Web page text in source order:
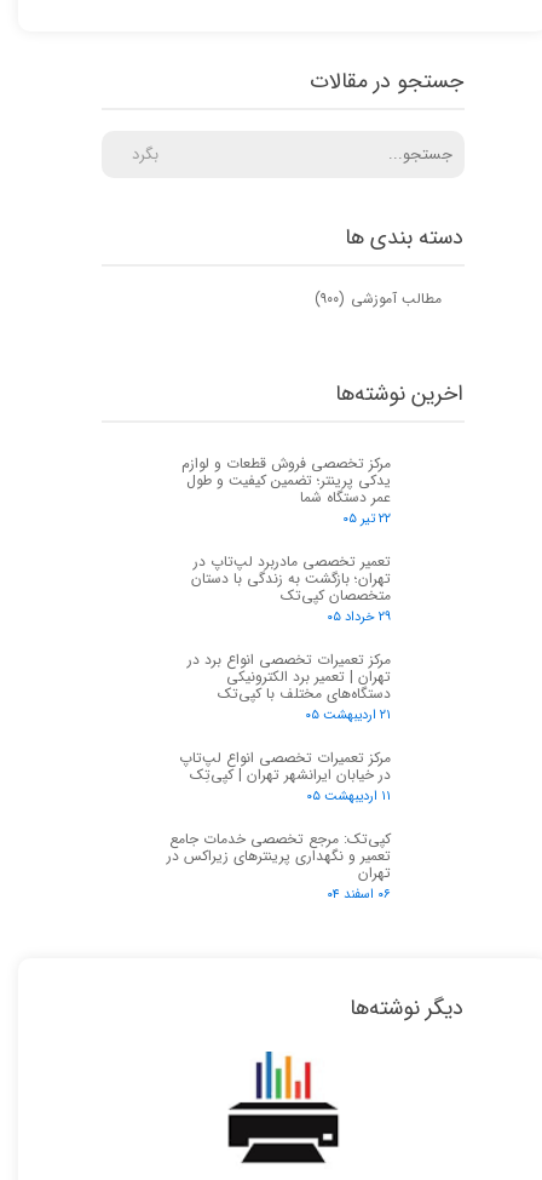
دسته بندی ها
مطالب آموزشی (۹۰۰)
جستجو در مقالات
بگرد
اخرین نوشته‌ها
مرکز تخصصی فروش قطعات و لوازم
یدکی پرینتر؛ تضمین کیفیت و طول
عمر دستگاه شما
۲۲ تیر ۰۵
تعمیر تخصصی مادربرد لپ‌تاپ در
تهران؛ بازگشت به زندگی با دستان
متخصصان کپی‌تک
۲۹ خرداد ۰۵
مرکز تعمیرات تخصصی انواع برد در
تهران | تعمیر برد الکترونیکی
دستگاه‌های مختلف با کپی‌تک
۲۱ اردیبهشت ۰۵
مرکز تعمیرات تخصصی انواع لپ‌تاپ
در خیابان ایرانشهر تهران | کپی‌تِک
۱۱ اردیبهشت ۰۵
کپی‌تک: مرجع تخصصی خدمات جامع
تعمیر و نگهداری پرینترهای زیراکس در
تهران
۰۶ اسفند ۰۴
دیگر نوشته‌ها